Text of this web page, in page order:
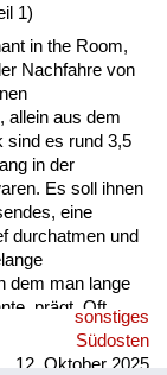
1)
in the Room,
Nachfahre von
allein aus dem
sind es rund 3,5
in der
Es soll ihnen
eine
durchatmen und
dem man lange
prägt. Oft
Wochen
verschwanden in
sonstiges
Südosten
12. Oktober 2025